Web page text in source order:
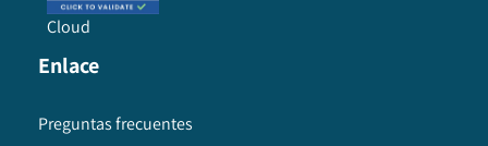
Cloud
Enlace
Preguntas frecuentes